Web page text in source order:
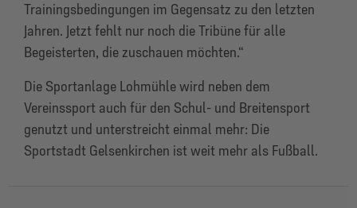
Trainingsbedingungen im Gegensatz zu den letzten
Jahren. Jetzt fehlt nur noch die Tribüne für alle
Begeisterten, die zuschauen möchten.“
Die Sportanlage Lohmühle wird neben dem
Vereinssport auch für den Schul- und Breitensport
genutzt und unterstreicht einmal mehr: Die
Sportstadt Gelsenkirchen ist weit mehr als Fußball.